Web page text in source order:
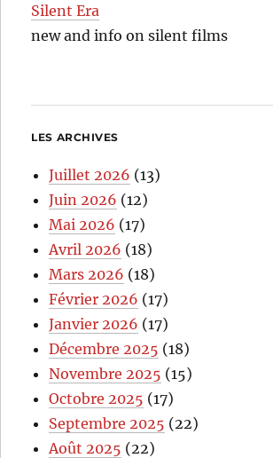
Silent Era
new and info on silent films
LES ARCHIVES
Juillet 2026 (13)
Juin 2026 (12)
Mai 2026 (17)
Avril 2026 (18)
Mars 2026 (18)
Février 2026 (17)
Janvier 2026 (17)
Décembre 2025 (18)
Novembre 2025 (15)
Octobre 2025 (17)
Septembre 2025 (22)
Août 2025 (22)